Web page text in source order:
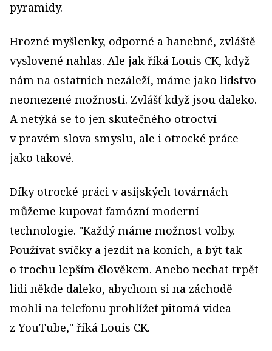
pyramidy.
Hrozné myšlenky, odporné a hanebné, zvláště
vyslovené nahlas. Ale jak říká Louis CK, když
nám na ostatních nezáleží, máme jako lidstvo
neomezené možnosti. Zvlášť když jsou daleko.
A netýká se to jen skutečného otroctví
v pravém slova smyslu, ale i otrocké práce
jako takové.
Díky otrocké práci v asijských továrnách
můžeme kupo­vat famózní moderní
technologie. "Každý máme možnost volby.
Používat svíčky a jezdit na koních, a být tak
o trochu lepším člověkem. Anebo nechat trpět
lidi někde daleko, abychom si na záchodě
mohli na telefonu prohlížet pitomá videa
z YouTube," říká Louis CK.